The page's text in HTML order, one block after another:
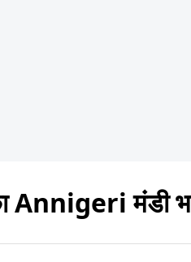
Annigeri मंडी